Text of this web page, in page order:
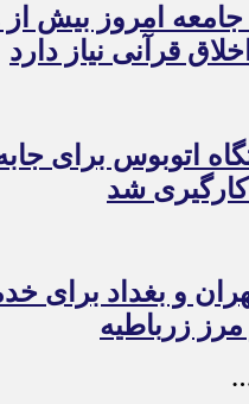
امروز بیش از
قرآنی نیاز دارد
دستگاه اتوبوس برای
کارگیری شد
و بغداد برای
مرز زرباطیه